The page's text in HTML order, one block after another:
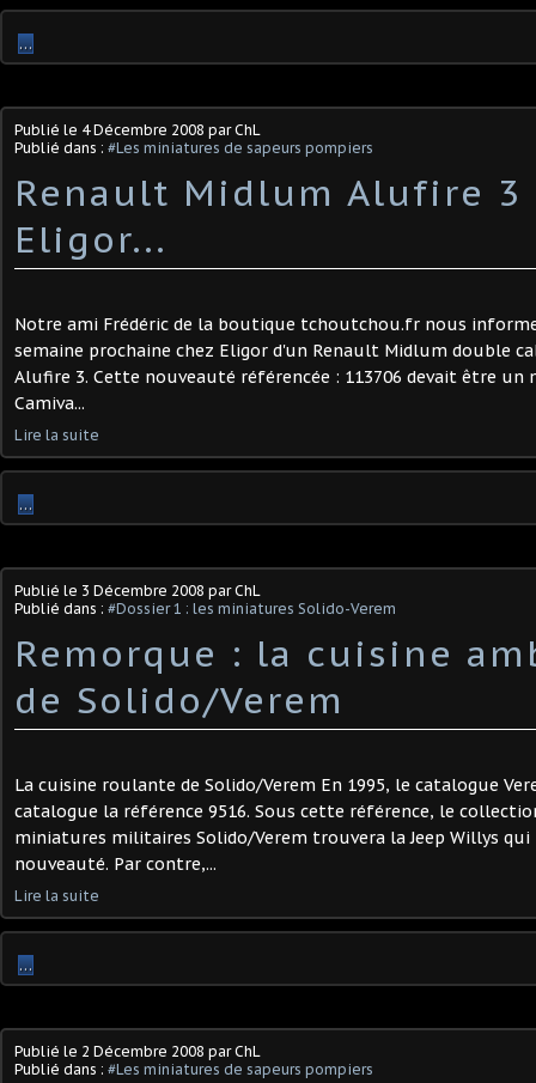
…
Publié le 4 Décembre 2008 par ChL
Publié dans : #Les miniatures de sapeurs pompiers
Renault Midlum Alufire 3
Eligor...
Notre ami Frédéric de la boutique tchoutchou.fr nous
semaine prochaine chez Eligor d'un Renault Midlum double
Alufire 3. Cette nouveauté référencée : 113706 devait être
Camiva...
Lire la suite
…
Publié le 3 Décembre 2008 par ChL
Publié dans : #Dossier 1 : les miniatures Solido-Verem
Remorque : la cuisine
de Solido/Verem
La cuisine roulante de Solido/Verem En 1995, le catalogue
catalogue la référence 9516. Sous cette référence, le
miniatures militaires Solido/Verem trouvera la Jeep Willys
nouveauté. Par contre,...
Lire la suite
…
Publié le 2 Décembre 2008 par ChL
Publié dans : #Les miniatures de sapeurs pompiers